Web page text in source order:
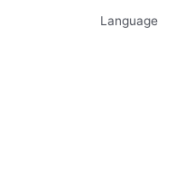
Language